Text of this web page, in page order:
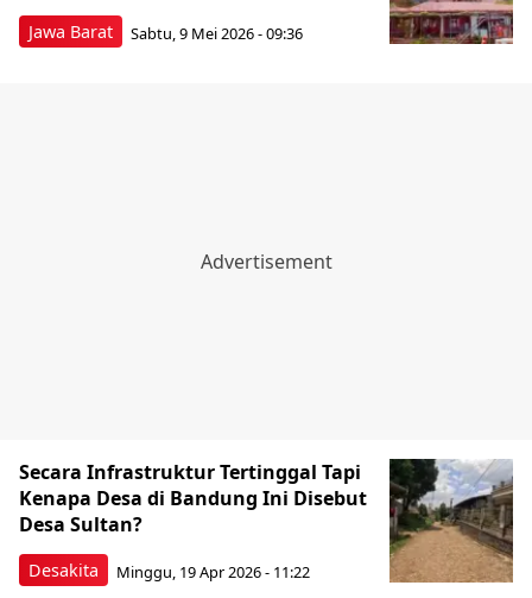
Jawa Barat Sabtu, 9 Mei 2026 - 09:36
Desakita
Secara Infrastruktur Tertinggal Tapi
Kenapa Desa di Bandung Ini Disebut
Desa Sultan?
Minggu, 19 Apr 2026 - 11:22